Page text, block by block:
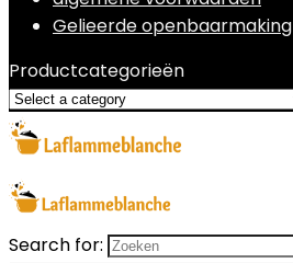
Gelieerde openbaarmaking
Productcategorieën
Search for: